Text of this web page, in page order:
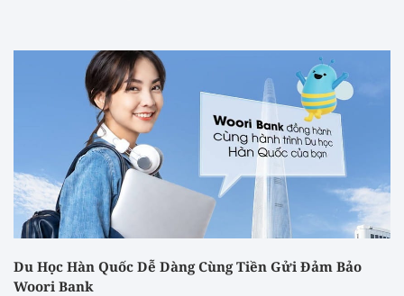
Du Học Hàn Quốc Dễ Dàng Cùng Tiền Gửi Đảm Bảo
Woori Bank